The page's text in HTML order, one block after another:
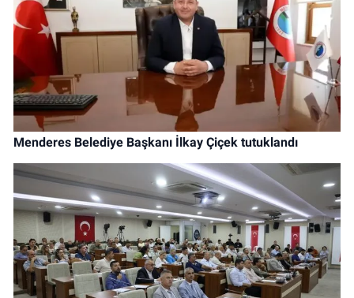
Menderes Belediye Başkanı İlkay Çiçek tutuklandı